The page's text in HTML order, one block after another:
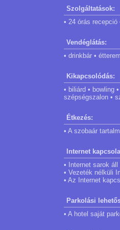
Szolgáltatások:
• 24 órás
Vendéglátás:
• drinkbár •
Kikapcsolódás:
• biliárd • bowling
szépségszalon •
Étkezés:
• A szobaár
Internet
• Internet sarok
• Vezeték nélküli
• Az Internet
Parkolási
• A hotel saját